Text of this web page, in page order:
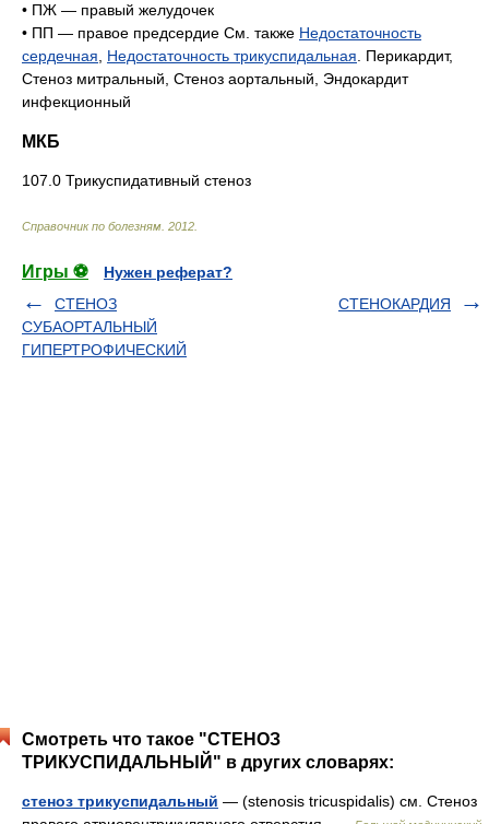
• ПЖ — правый желудочек
• ПП — правое предсердие См. также Недостаточность
сердечная
Недостаточность трикуспидальная . Перикардит,
Стеноз митральный, Стеноз аортальный, Эндокардит
инфекционный
МКБ
107.0 Трикуспидативный стеноз
Справочник по болезням 2012
Игры ⚽
Нужен реферат?
СТЕНОЗ
СУБАОРТАЛЬНЫЙ
ГИПЕРТРОФИЧЕСКИЙ
СТЕНОКАРДИЯ
Смотреть что такое "СТЕНОЗ
ТРИКУСПИДАЛЬНЫЙ" в других словарях:
стеноз трикуспидальный — (stenosis tricuspidalis) см. Стеноз